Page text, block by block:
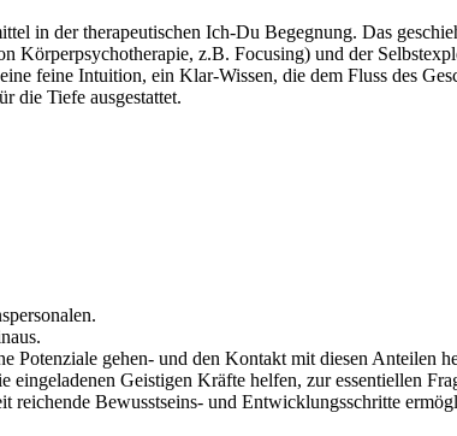
in der therapeutischen Ich-Du Begegnung. Das
Körperpsychotherapie, z.B. Focusing) und der
feine Intuition, ein Klar-Wissen, die dem Fluss des
die Tiefe ausgestattet.
gehen- und den Kontakt mit diesen Anteilen
Geistigen Kräfte helfen, zur essentiellen
reichende Bewusstseins- und Entwicklungsschritte